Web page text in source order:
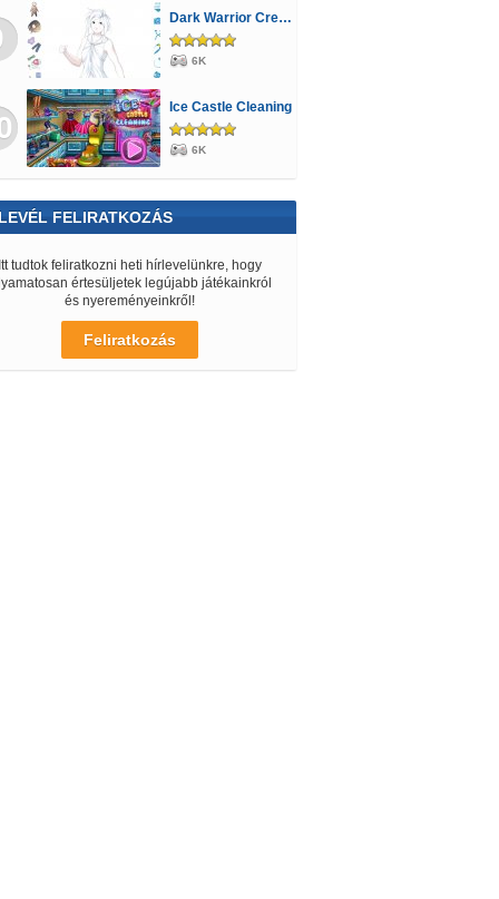
Dark Warrior Creator
6K
Ice Castle Cleaning
6K
FELIRATKOZÁS
Itt tudtok feliratkozni heti hírlevelünkre, hogy
értesüljetek legújabb játékainkról
és nyereményeinkről!
Feliratkozás